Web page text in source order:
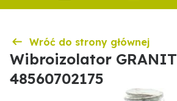
Wróć do strony głównej
Wibroizolator GRANIT
48560702175